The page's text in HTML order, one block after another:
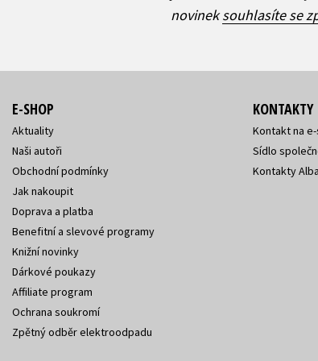
novineksouhlasíte se
E-SHOP
Aktuality
Naši autoři
Obchodní podmínky
Jak nakoupit
Doprava a platba
Benefitní a slevové programy
Knižní novinky
Dárkové poukazy
Affiliate program
Ochrana soukromí
Zpětný odběr elektroodpadu
KONTAKTY
Kontakt na
Sídlo
Kontakty